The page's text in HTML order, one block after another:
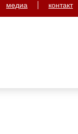
медиа контакт